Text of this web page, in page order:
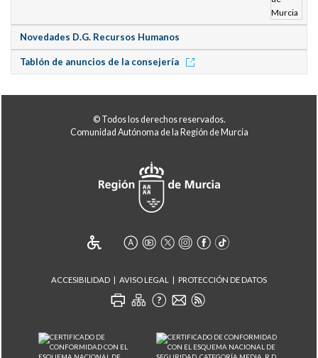
Novedades D.G. Recursos Humanos
Tablón de anuncios de la consejería
© Todos los derechos reservados.
Comunidad Autónoma de la Región de Murcia
ACCESIBILIDAD AVISO LEGAL PROTECCIÓN DE DATOS